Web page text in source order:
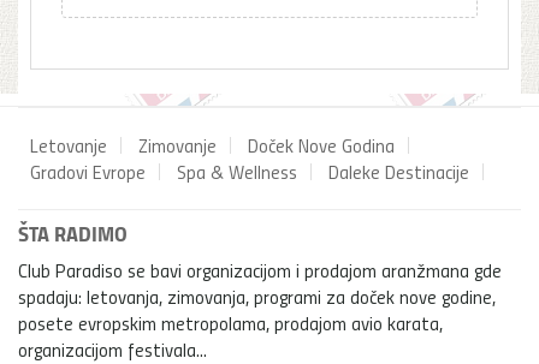
Letovanje Zimovanje
Doček Nove Godina
Gradovi Evrope
Spa & Wellness Daleke Destinacije
ŠTA RADIMO
Club Paradiso se bavi organizacijom i prodajom aranžmana gde
spadaju: letovanja, zimovanja, programi za doček nove godine,
posete evropskim metropolama, prodajom avio karata,
organizacijom festivala...